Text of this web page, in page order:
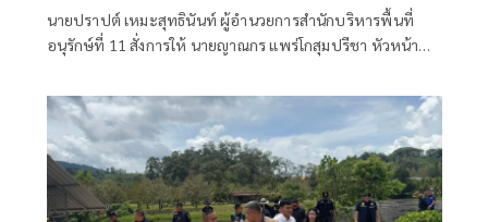
นายปราปต์ เหมะสุทธินันท์ ผู้อํานวยการสํานักบริหารพื้นที่
อนุรักษ์ที่ 11 สั่งการให้ นายญาณกร แพร่โกสุมปรีชา หัวหน้า
หน้าที่สายตรวจฯ สบอ.11 หน่วยพิทักษ์ทรัพยากรป่าไม้และ
สัตว์ป่าวังทอง ฝ่ายปกครองอำเภอชาติตระการ